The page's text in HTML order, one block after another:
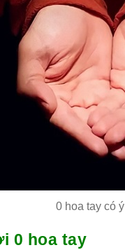
0 hoa tay có
0 hoa tay